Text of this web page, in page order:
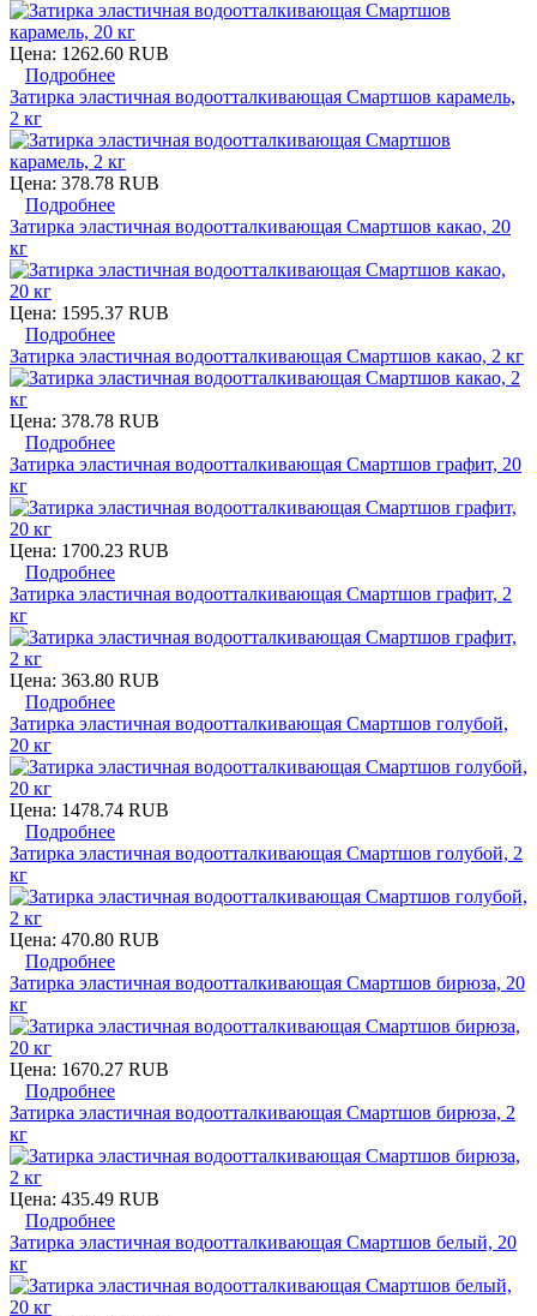
Цена: 1262.60 RUB
Подробнее
Затирка эластичная водоотталкивающая Смартшов карамель,
2 кг
Цена: 378.78 RUB
Подробнее
Затирка эластичная водоотталкивающая Смартшов какао, 20
кг
Цена: 1595.37 RUB
Подробнее
Затирка эластичная водоотталкивающая Смартшов какао, 2 кг
Цена: 378.78 RUB
Подробнее
Затирка эластичная водоотталкивающая Смартшов графит, 20
кг
Цена: 1700.23 RUB
Подробнее
Затирка эластичная водоотталкивающая Смартшов графит, 2
кг
Цена: 363.80 RUB
Подробнее
Затирка эластичная водоотталкивающая Смартшов голубой,
20 кг
Цена: 1478.74 RUB
Подробнее
Затирка эластичная водоотталкивающая Смартшов голубой, 2
кг
Цена: 470.80 RUB
Подробнее
Затирка эластичная водоотталкивающая Смартшов бирюза, 20
кг
Цена: 1670.27 RUB
Подробнее
Затирка эластичная водоотталкивающая Смартшов бирюза, 2
кг
Цена: 435.49 RUB
Подробнее
Затирка эластичная водоотталкивающая Смартшов белый, 20
кг